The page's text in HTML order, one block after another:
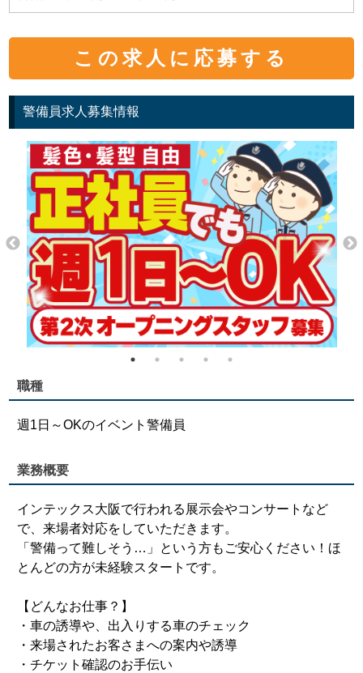
この求人に応募する
警備員求人募集情報
職種
週1日～OKのイベント警備員
業務概要
インテックス大阪で行われる展示会やコンサートなど
で、来場者対応をしていただきます。
「警備って難しそう…」という方もご安心ください！ほ
とんどの方が未経験スタートです。
【どんなお仕事？】
・車の誘導や、出入りする車のチェック
・来場されたお客さまへの案内や誘導
・チケット確認のお手伝い